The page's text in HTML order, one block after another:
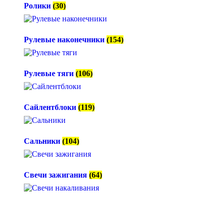
Ролики (30)
Рулевые наконечники (154)
Рулевые тяги (106)
Сайлентблоки (119)
Сальники (104)
Свечи зажигания (64)